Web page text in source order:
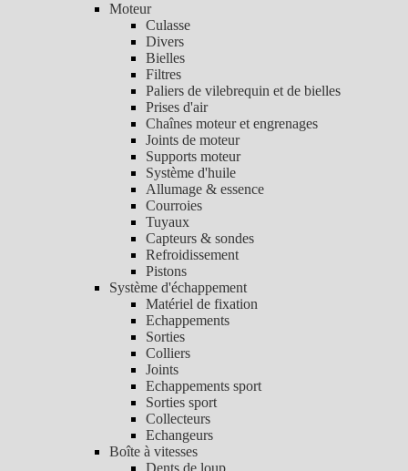
Moteur
Culasse
Divers
Bielles
Filtres
Paliers de vilebrequin et de bielles
Prises d'air
Chaînes moteur et engrenages
Joints de moteur
Supports moteur
Système d'huile
Allumage & essence
Courroies
Tuyaux
Capteurs & sondes
Refroidissement
Pistons
Système d'échappement
Matériel de fixation
Echappements
Sorties
Colliers
Joints
Echappements sport
Sorties sport
Collecteurs
Echangeurs
Boîte à vitesses
Dents de loup